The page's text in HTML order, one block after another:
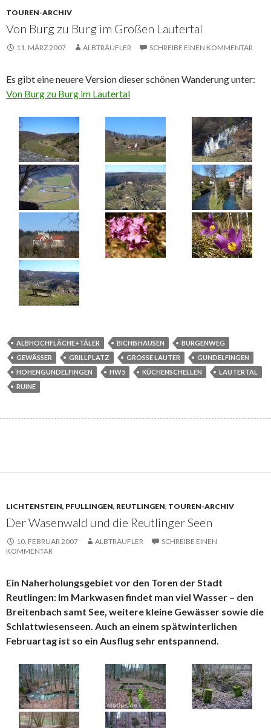
TOUREN-ARCHIV
Von Burg zu Burg im Großen Lautertal
11. MÄRZ 2007 ALBTRÄUFLER SCHREIBE EINEN KOMMENTAR
Es gibt eine neuere Version dieser schönen Wanderung unter:
Von Burg zu Burg im Lautertal
ALBHOCHFLÄCHE+TÄLER BICHISHAUSEN
BURGENWEG
GEWÄSSER
GRILLPLATZ GROSSE LAUTER
GUNDELFINGEN
HOHENGUNDELFINGEN
HW5 KÜCHENSCHELLEN
LAUTERTAL
RUINE
LICHTENSTEIN, PFULLINGEN, REUTLINGEN, TOUREN-ARCHIV
Der Wasenwald und die Reutlinger Seen
10. FEBRUAR 2007 ALBTRÄUFLER
SCHREIBE EINEN
KOMMENTAR
Ein Naherholungsgebiet vor den Toren der Stadt
Reutlingen: Im Markwasen findet man viel Wasser – den
Breitenbach samt See, weitere kleine Gewässer sowie die
Schlattwiesenseen. Auch an einem spätwinterlichen
Februartag ist so ein Ausflug sehr entspannend.